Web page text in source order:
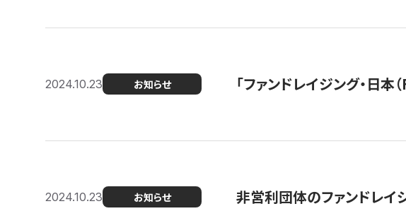
2024.10.23 お知らせ 「ファンドレイジング・日
2024.10.23 お知らせ 非営利団体のファンドレイ